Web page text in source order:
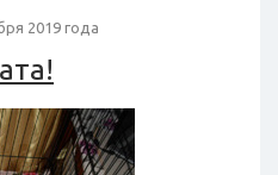
2019 года